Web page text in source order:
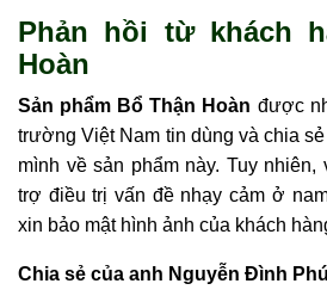
Phản hồi từ khách
Hoàn
Sản phẩm Bổ Thận Hoàn được
trường Việt Nam tin dùng và chia
mình về sản phẩm này. Tuy
trợ điều trị vấn đề nhạy cảm ở
xin bảo mật hình ảnh của khách
Chia sẻ của anh Nguyễn Đình